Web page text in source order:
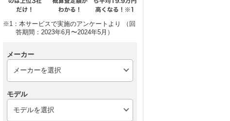
※1：本サービスで実施のアンケートより （回
答期間：2023年6月〜2024年5月）
メーカー
モデル